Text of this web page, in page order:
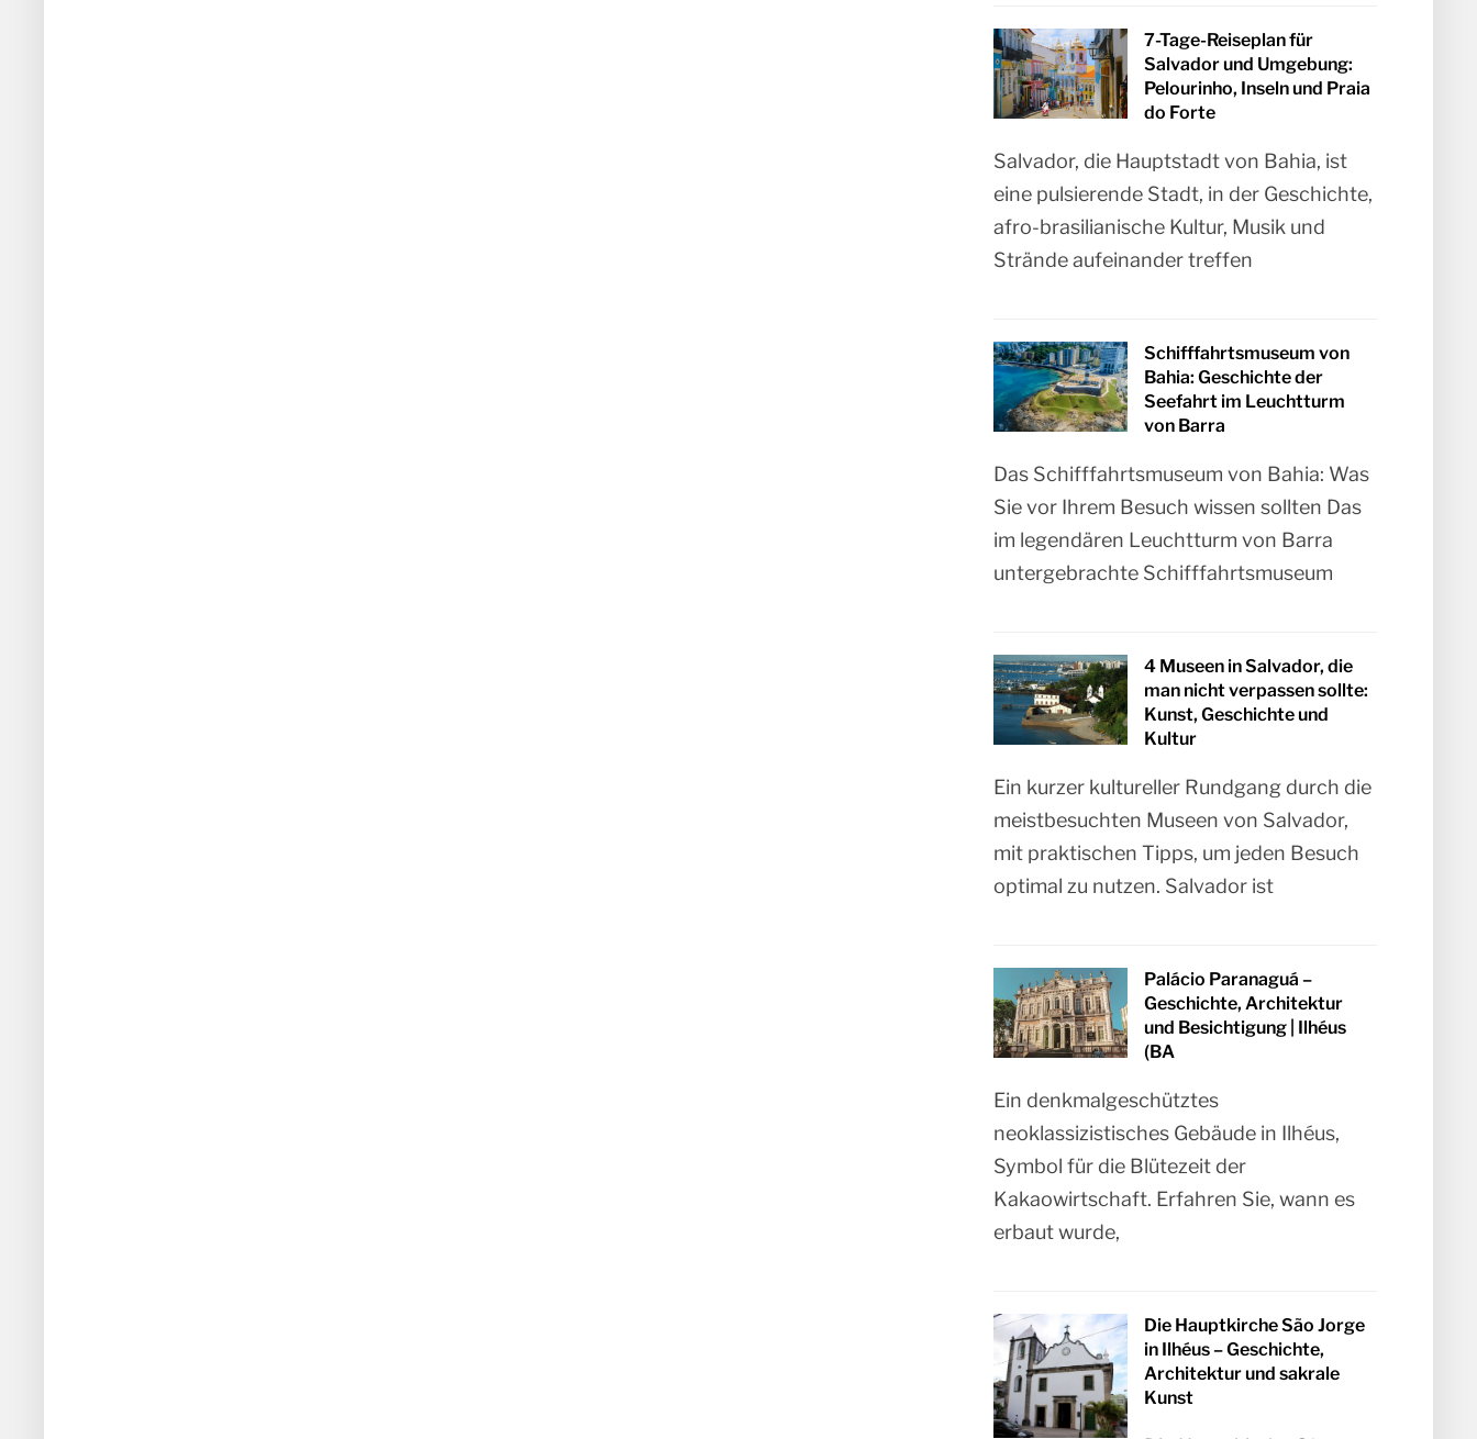
7-Tage-Reiseplan für
Salvador und Umgebung:
Pelourinho, Inseln und Praia
do Forte
Salvador, die Hauptstadt von Bahia, ist
eine pulsierende Stadt, in der Geschichte,
afro-brasilianische Kultur, Musik und
Strände aufeinander treffen
Schifffahrtsmuseum von
Bahia: Geschichte der
Seefahrt im Leuchtturm
von Barra
Das Schifffahrtsmuseum von Bahia: Was
Sie vor Ihrem Besuch wissen sollten Das
im legendären Leuchtturm von Barra
untergebrachte Schifffahrtsmuseum
4 Museen in Salvador, die
man nicht verpassen sollte:
Kunst, Geschichte und
Kultur
Ein kurzer kultureller Rundgang durch die
meistbesuchten Museen von Salvador,
mit praktischen Tipps, um jeden Besuch
optimal zu nutzen. Salvador ist
Palácio Paranaguá –
Geschichte, Architektur
und Besichtigung | Ilhéus
(BA
Ein denkmalgeschütztes
neoklassizistisches Gebäude in Ilhéus,
Symbol für die Blütezeit der
Kakaowirtschaft. Erfahren Sie, wann es
erbaut wurde,
Die Hauptkirche São Jorge
in Ilhéus – Geschichte,
Architektur und sakrale
Kunst